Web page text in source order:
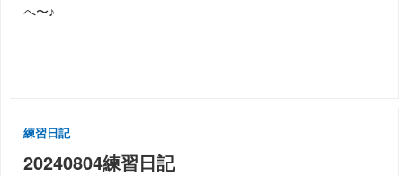
へ〜♪
練習日記
20240804練習日記